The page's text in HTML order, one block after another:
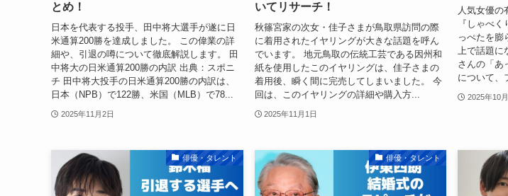
とめ！
日本を代表する投手、田中将大選手が遂に日
米通算200勝を達成しました。 この偉業の詳
細や、引退の噂について徹底解説します。 田
中将大の日米通算200勝の内訳 出典：スポニ
チ 田中将大投手の日米通算200勝の内訳は、
日本（NPB）で122勝、米国（MLB）で78...
2025年11月2日
いてリサーチ！
秋篠宮家の次女・佳子さまが鳥取県訪問の際
に着用されたイヤリングが大きな話題を呼ん
でいます。 地元鳥取の伝統工芸である因州和
紙を使用したこのイヤリングは、佳子さまの
着用後、瞬く間に完売してしまいました。 今
回は、このイヤリングの詳細や購入方...
2025年11月1日
人気女優の
『しゃべ
っぺたを膨
上で話題
さんの「あ
について、
2025年10
俳優・タレント 俳優・タレント